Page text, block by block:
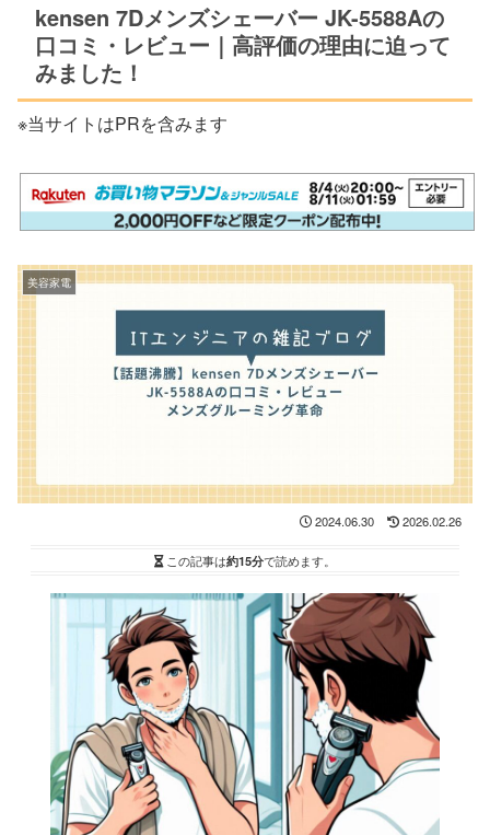
kensen 7Dメンズシェーバー JK-5588Aの
口コミ・レビュー｜高評価の理由に迫って
みました！
※当サイトはPRを含みます
美容家電
2024.06.30 2026.02.26
この記事は約15分で読めます。